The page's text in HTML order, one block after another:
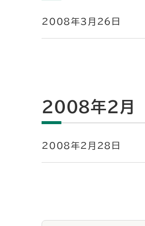
2008年3月26日
2008年2月
2008年2月28日